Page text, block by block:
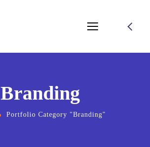
Branding
Portfolio Category "Branding"